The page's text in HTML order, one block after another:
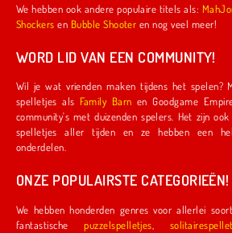
We hebben ook andere populaire titels als:
Shockers en Bubble Shooter en nog veel meer!
WORD LID VAN EEN COMMUNITY!
Wil je wat vrienden maken tijdens het spelen?
spelletjes als
Family Barn en Goodgame Empire.
community's met duizenden spelers. Het zijn
spelletjes aller tijden en ze hebben een heleboel te gekke sociale
onderdelen.
ONZE POPULAIRSTE CATEGORIEËN!
We hebben honderden genres voor allerlei
fantastischepuzzelspelletjes